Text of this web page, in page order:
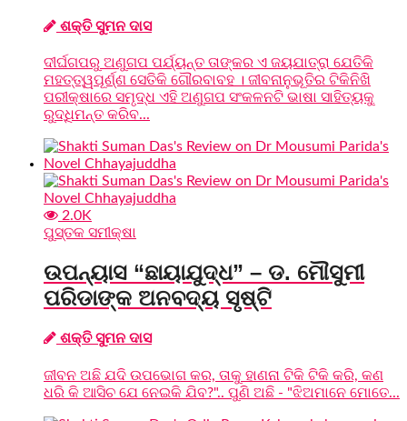
ଶକ୍ତି ସୁମନ ଦାସ
ଦୀର୍ଘଗପରୁ ଅଣୁଗପ ପର୍ଯ୍ୟନ୍ତ ତାଙ୍କର ଏ ଜୟଯାତ୍ରା ଯେତିକି
ମହତ୍ତ୍ୱପୂର୍ଣ୍ଣ ସେତିକି ଗୌରବାବହ । ଜୀବନାନୁଭୂତିର ଟିକିନିଖି
ପରୀକ୍ଷାରେ ସମୃଦ୍ଧ ଏହି ଅଣୁଗପ ସଂକଳନଟି ଭାଷା ସାହିତ୍ୟକୁ
ରୁଦ୍ଧିମନ୍ତ କରିବ...
2.0K
ପୁସ୍ତକ ସମୀକ୍ଷା
ଉପନ୍ୟାସ “ଛାୟାଯୁଦ୍ଧ” – ଡ. ମୌସୁମୀ
ପରିଡାଙ୍କ ଅନବଦ୍ୟ ସୃଷ୍ଟି
ଶକ୍ତି ସୁମନ ଦାସ
ଜୀବନ ଅଛି ଯଦି ଉପଭୋଗ କର, ତାକୁ ହାଣନା ଟିକି ଟିକି କରି, କଣ
ଧରି କି ଆସିଚ ଯେ ନେଇକି ଯିବ?".. ପୁଣି ଅଛି - "ଝିଅମାନେ ମୋତେ...